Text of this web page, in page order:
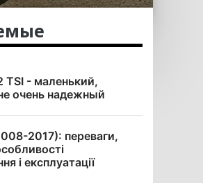
TSI - маленький,
очень надежный
2017): переваги,
і експлуатації